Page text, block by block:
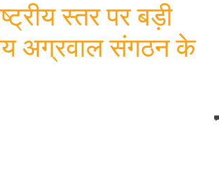
स्तर पर बड़ी
अग्रवाल संगठन के